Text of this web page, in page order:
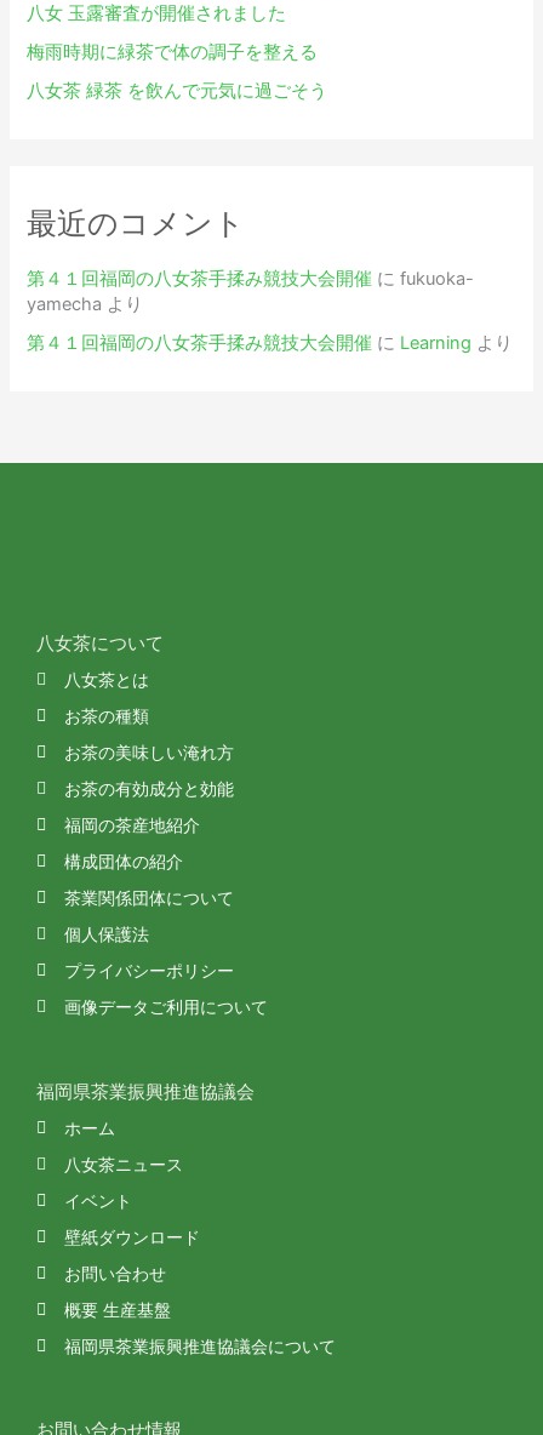
八女 玉露審査が開催されました
梅雨時期に緑茶で体の調子を整える
八女茶 緑茶 を飲んで元気に過ごそう
最近のコメント
第４１回福岡の八女茶手揉み競技大会開催 にfukuoka-
yamecha より
第４１回福岡の八女茶手揉み競技大会開催 に Learning より
お問い合わせ情報
福岡県茶業振興推進協議会
ホーム
八女茶ニュース
イベント
壁紙ダウンロード
お問い合わせ
概要 生産基盤
福岡県茶業振興推進協議会について
八女茶について
八女茶とは
お茶の種類
お茶の美味しい淹れ方
お茶の有効成分と効能
福岡の茶産地紹介
構成団体の紹介
茶業関係団体について
個人保護法
プライバシーポリシー
画像データご利用について